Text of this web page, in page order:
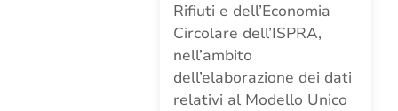
Rifiuti e dell’Economia
Circolare dell’ISPRA,
nell’ambito
dell’elaborazione dei dati
relativi al Modello Unico